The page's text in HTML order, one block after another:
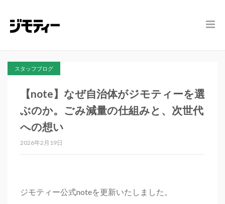
スタッフブログ
【note】なぜ自治体がジモティーを選
ぶのか。ごみ減量の仕組みと、次世代
への想い
2026年2月19日
ジモティー公式noteを更新いたしました。